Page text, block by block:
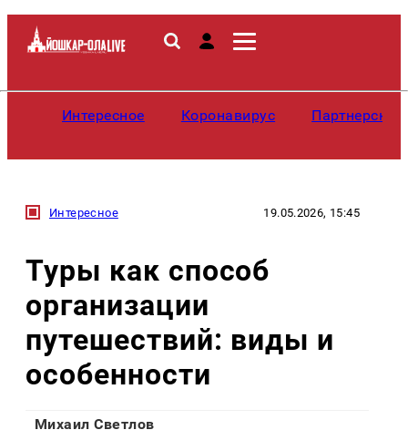
Интересное Коронавирус
Интересное 19.05.2026, 15:45
Туры как способ
организации
путешествий: виды и
особенности
Михаил Светлов